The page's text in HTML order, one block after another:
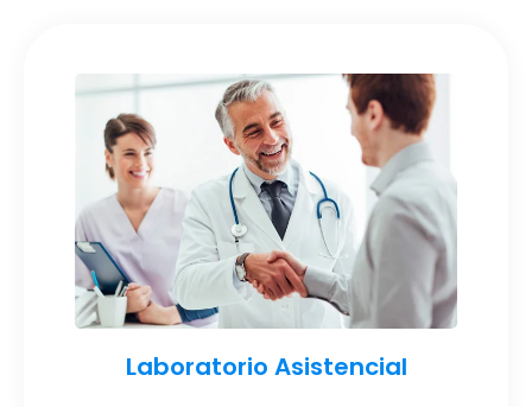
Laboratorio Asistencial